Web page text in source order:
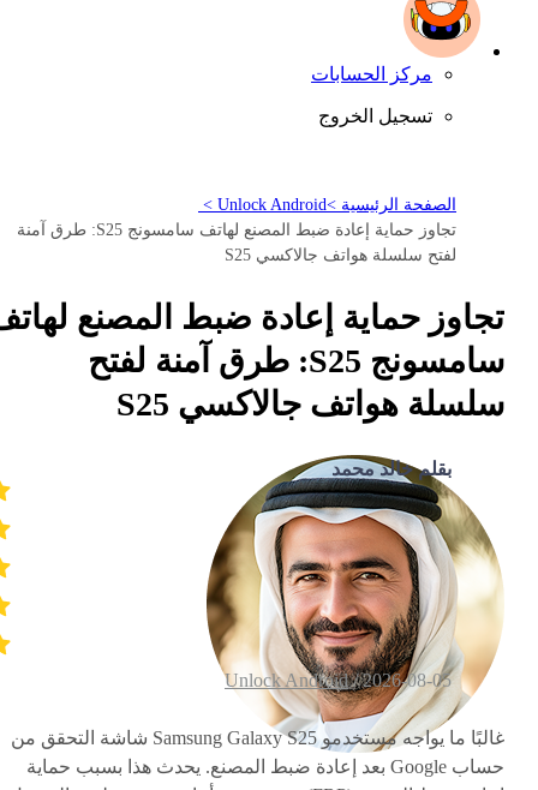
مركز الحسابات
تسجيل الخروج
الصفحة الرئيسية >Unlock Android >
تجاوز حماية إعادة ضبط المصنع لهاتف سامسونج S25: طرق آمنة
لفتح سلسلة هواتف جالاكسي S25
تجاوز حماية إعادة ضبط المصنع
سامسونج S25: طرق آمنة لفتح
سلسلة هواتف جالاكسي S25
بقلم خالد محمد
2026-08-05 /
Unlock Android
غالبًا ما يواجه مستخدمو Samsung Galaxy S25 شاشة التحقق من
حساب Google بعد إعادة ضبط المصنع. يحدث هذا بسبب حماية